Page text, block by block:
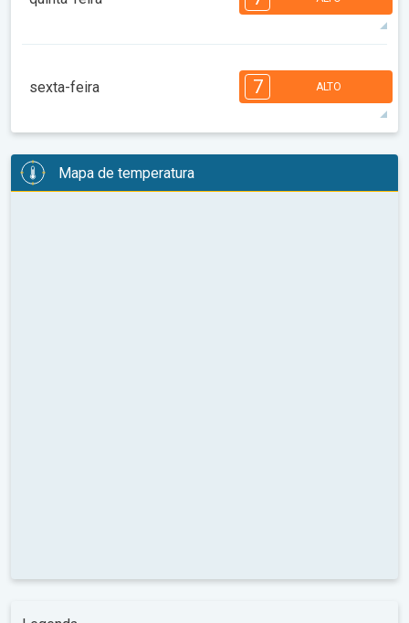
14:00
13 h 05:55 19:49 34°
14:00
3
13 h 05:56 19:47 34°máx
sexta-feira 7 ALTO
2
08:00
4 5 5
Mapa de temperatura